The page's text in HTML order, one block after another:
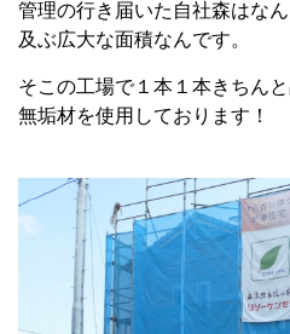
管理の行き届いた自社森はな
及ぶ広大な面積なんです。
そこの工場で１本１本きちん
無垢材を使用しております！